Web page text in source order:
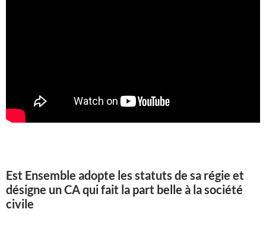
Est Ensemble adopte les statuts de sa régie et
désigne un CA qui fait la part belle à la société
civile